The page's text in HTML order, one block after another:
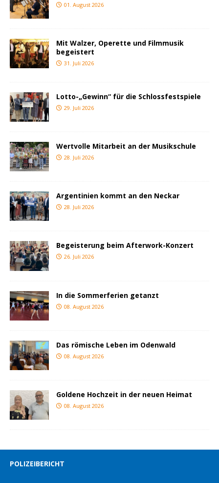
01. August 2026
Mit Walzer, Operette und Filmmusik
begeistert
31. Juli 2026
Lotto-„Gewinn“ für die Schlossfestspiele
29. Juli 2026
Wertvolle Mitarbeit an der Musikschule
28. Juli 2026
Argentinien kommt an den Neckar
28. Juli 2026
Begeisterung beim Afterwork-Konzert
26. Juli 2026
In die Sommerferien getanzt
08. August 2026
Das römische Leben im Odenwald
08. August 2026
Goldene Hochzeit in der neuen Heimat
08. August 2026
POLIZEIBERICHT